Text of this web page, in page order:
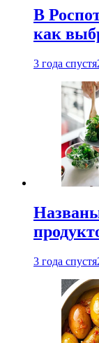
В
как
3 года спустя
3 года спустя